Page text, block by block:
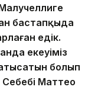
бастапқыда
едік.
екеуіміз
болып
Маттео